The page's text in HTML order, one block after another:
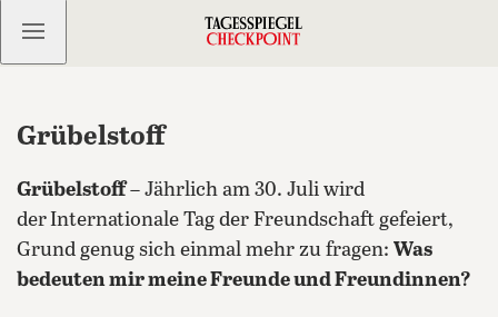
Kostenlos anmelden
Grübelstoff
Grübelstoff– Jährlich am 30. Juli wird
derInternationale Tag der Freundschaft gefeiert,
Grund genug sich einmal mehr zu fragen: Was
bedeuten mir meine Freunde und Freundinnen?